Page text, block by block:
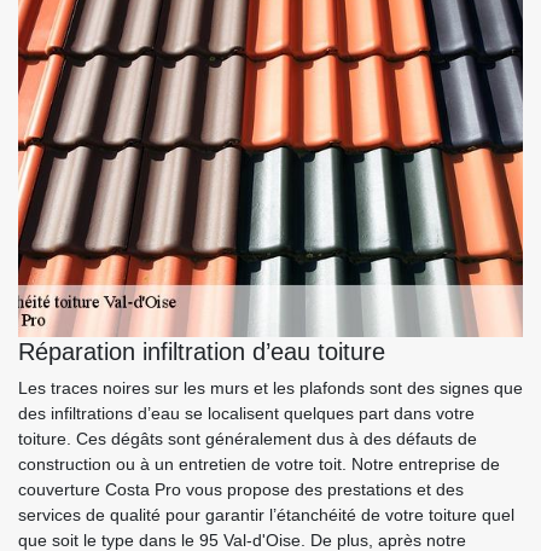
Réparation infiltration d’eau toiture
Les traces noires sur les murs et les plafonds sont des signes que
des infiltrations d’eau se localisent quelques part dans votre
toiture. Ces dégâts sont généralement dus à des défauts de
construction ou à un entretien de votre toit. Notre entreprise de
couverture Costa Pro vous propose des prestations et des
services de qualité pour garantir l’étanchéité de votre toiture quel
que soit le type dans le 95 Val-d'Oise. De plus, après notre